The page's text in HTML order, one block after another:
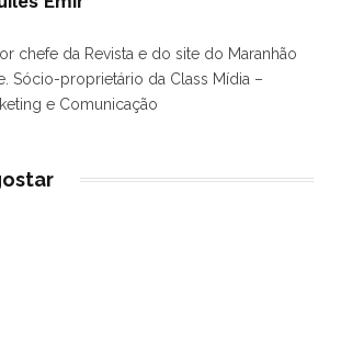
chefe da Revista e do site do Maranhão
Sócio-proprietário da Class Mídia –
e Comunicação